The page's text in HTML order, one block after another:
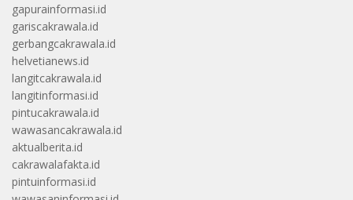
gapurainformasi.id
gariscakrawala.id
gerbangcakrawala.id
helvetianews.id
langitcakrawala.id
langitinformasi.id
pintucakrawala.id
wawasancakrawala.id
aktualberita.id
cakrawalafakta.id
pintuinformasi.id